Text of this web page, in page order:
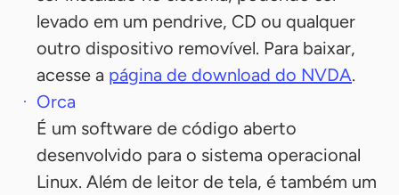
levado em um pendrive, CD ou qualquer
outro dispositivo removível. Para baixar,
acesse a página de download do NVDA.
Orca
É um software de código aberto
desenvolvido para o sistema operacional
Linux. Além de leitor de tela, é também um